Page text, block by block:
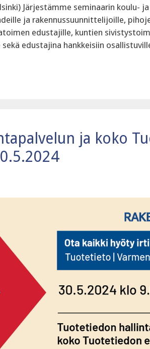
Järjestämme seminaarin koulu-
ja rakennussuunnittelijoille,
edustajille, kuntien
edustajina hankkeisiin
ja koko